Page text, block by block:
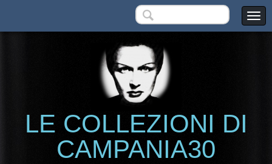
LE COLLEZIONI DI
CAMPANIA30